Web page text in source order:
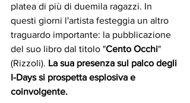
platea di più di duemila ragazzi. In
questi giorni l'artista festeggia un altro
traguardo importante: la pubblicazione
del suo libro dal titolo "Cento Occhi"
(Rizzoli). La sua presenza sul palco degli
I-Days si prospetta esplosiva e
coinvolgente.